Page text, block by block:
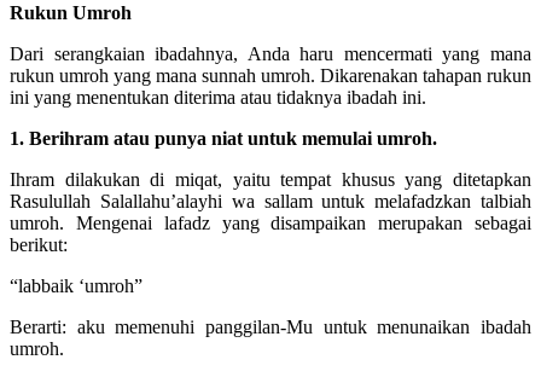
Rukun Umroh
Dari serangkaian ibadahnya, Anda haru mencermati yang mana
rukun umroh yang mana sunnah umroh. Dikarenakan tahapan rukun
ini yang menentukan diterima atau tidaknya ibadah ini.
1. Berihram atau punya niat untuk memulai umroh.
Ihram dilakukan di miqat, yaitu tempat khusus yang ditetapkan
Rasulullah Salallahu’alayhi wa sallam untuk melafadzkan talbiah
umroh. Mengenai lafadz yang disampaikan merupakan sebagai
berikut:
“labbaik ‘umroh”
Berarti: aku memenuhi panggilan-Mu untuk menunaikan ibadah
umroh.